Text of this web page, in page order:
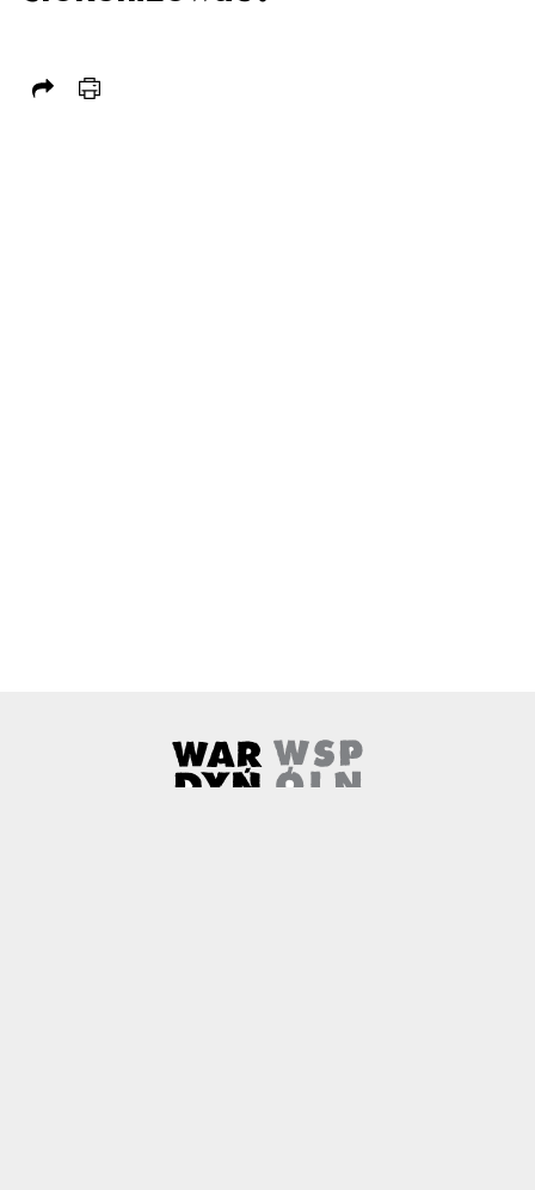
Wardyński i Wspólnicy